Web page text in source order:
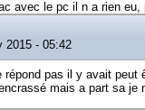
avec le pc il n a rien eu,
2015 - 05:42
pas il y avait peut
mais a part sa je